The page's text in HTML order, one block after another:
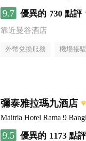
9.7 優異的 730 點評
靠近曼谷酒店
外幣兌換服務 機場接
彌泰雅拉瑪九酒店
Maitria Hotel Rama 9
9.5 優異的 1173 點評